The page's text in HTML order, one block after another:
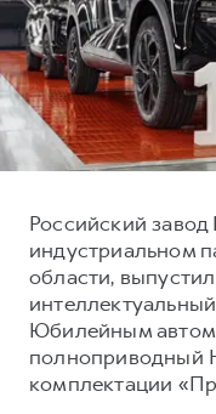
DARGO
от 3 199 000 ₽
от 2 899 000 ₽
Тест-драйв
Трейд-ин
КРЕДИТ И
Страхование
Кредит
Для малого
СЕРВИСНОЕ
Нулевое ТО
Программа
Регламенты
ПОДДЕРЖКА
GWM
Гарантия HAVAL
Мобильное
О дилере
Наша команда
Контакты
Российский
индустриальном
области,
Юбилейным
полноприводный
комплектации